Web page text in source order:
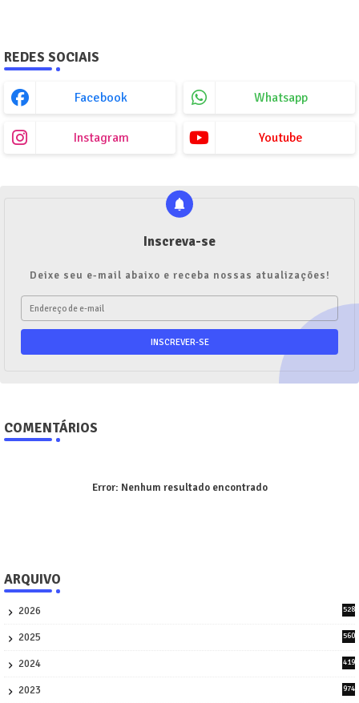
REDES SOCIAIS
Facebook Whatsapp
Instagram Youtube
Inscreva-se
Deixe seu e-mail abaixo e receba nossas atualizações!
COMENTÁRIOS
Error: Nenhum resultado encontrado
ARQUIVO
2026
528
2025
560
2024
419
2023
974